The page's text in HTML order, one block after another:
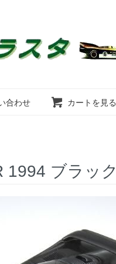
合わせ カートを見る
1994 ブラック